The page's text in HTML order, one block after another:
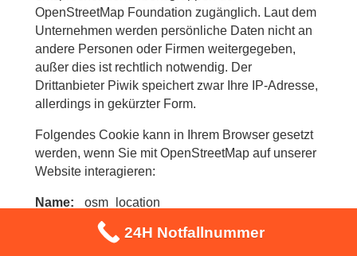
OpenStreetMap Foundation zugänglich. Laut dem
Unternehmen werden persönliche Daten nicht an
andere Personen oder Firmen weitergegeben,
außer dies ist rechtlich notwendig. Der
Drittanbieter Piwik speichert zwar Ihre IP-Adresse,
allerdings in gekürzter Form.
Folgendes Cookie kann in Ihrem Browser gesetzt
werden, wenn Sie mit OpenStreetMap auf unserer
Website interagieren:
Name: _osm_location
9.63312%7C52.41500%7C17%7CM
Verwendungszweck:Das Cookie wird benötigt,
24H Notfallnummer